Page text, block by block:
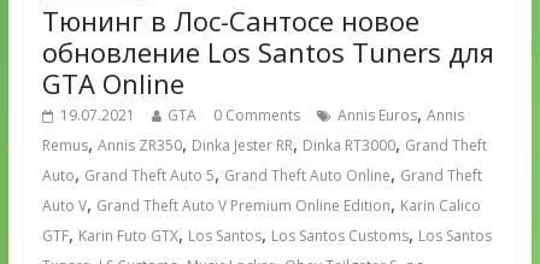
Тюнинг в Лос-Сантосе новое
обновление Los Santos Tuners для
GTA Online
19.07.2021 GTA 0 Comments Annis Euros, Annis
Remus, Annis ZR350, Dinka Jester RR, Dinka RT3000, Grand Theft
Auto, Grand Theft Auto 5, Grand Theft Auto Online, Grand Theft
Auto V, Grand Theft Auto V Premium Online Edition, Karin Calico
GTF, Karin Futo GTX, Los Santos, Los Santos Customs, Los Santos